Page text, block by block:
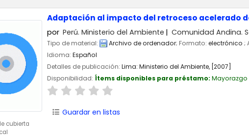
cubierta
Adaptación al impacto del retroceso acelerado
por Perú. Ministerio del Ambiente Comunidad Andina.
Tipo de material: Archivo de ordenador; Formato: electrónico ;
Idioma: Español
Detalles de publicación: Lima: Ministerio del Ambiente, [2007]
Disponibilidad: Ítems disponibles para préstamo: Mayorazgo
Guardar en listas